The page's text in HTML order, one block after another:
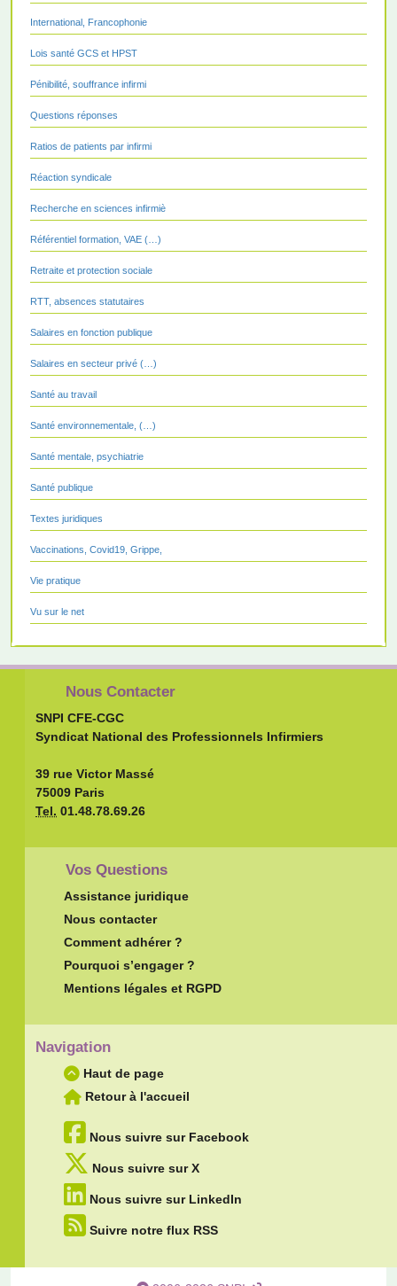
International, Francophonie
Lois santé GCS et HPST
Pénibilité, souffrance infirmi
Questions réponses
Ratios de patients par infirmi
Réaction syndicale
Recherche en sciences infirmiè
Référentiel formation, VAE (…)
Retraite et protection sociale
RTT, absences statutaires
Salaires en fonction publique
Salaires en secteur privé (…)
Santé au travail
Santé environnementale, (…)
Santé mentale, psychiatrie
Santé publique
Textes juridiques
Vaccinations, Covid19, Grippe,
Vie pratique
Vu sur le net
Nous Contacter
SNPI CFE-CGC
Syndicat National des Professionnels Infirmiers
39 rue Victor Massé
75009 Paris
Tel. 01.48.78.69.26
Vos Questions
Assistance juridique
Nous contacter
Comment adhérer ?
Pourquoi s’engager ?
Mentions légales et RGPD
Navigation
Haut de page
Retour à l'accueil
Nous suivre sur Facebook
Nous suivre sur X
Nous suivre sur LinkedIn
Suivre notre flux RSS